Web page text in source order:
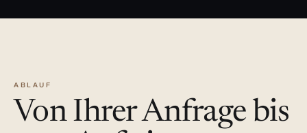
ABLAUF
Von Ihrer Anfrage bis